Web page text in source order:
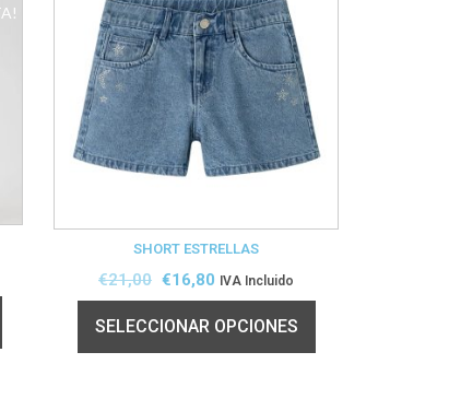
SHORT ESTRELLAS
€21,00 €16,80 IVA Incluido
SELECCIONAR OPCIONES